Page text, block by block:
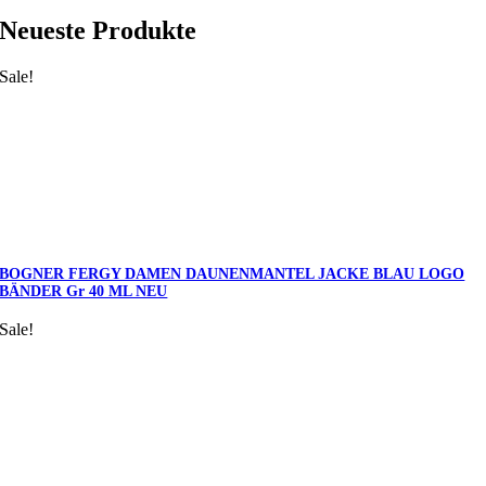
Neueste Produkte
Sale!
BOGNER FERGY DAMEN DAUNENMANTEL JACKE BLAU LOGO
BÄNDER Gr 40 ML NEU
Sale!